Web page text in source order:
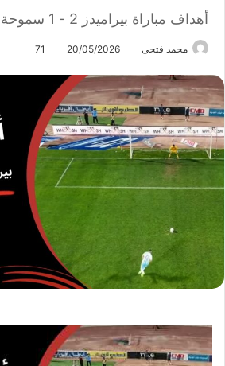
أهداف مباراة بيراميدز 2 - 1 سموحة
محمد فتحى 20/05/2026
71